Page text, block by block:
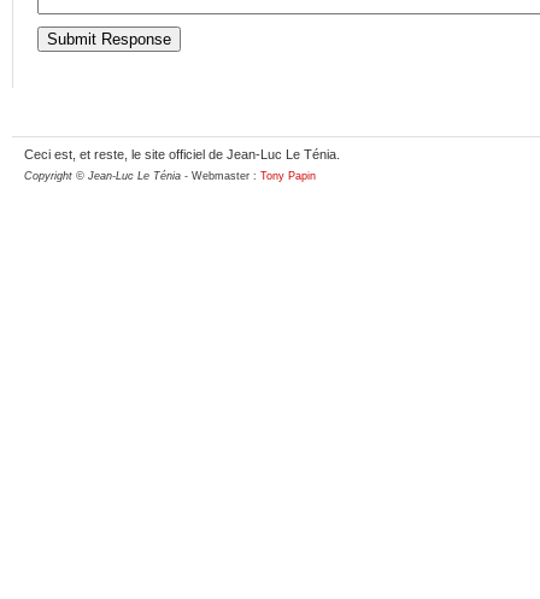
Ceci est, et reste, le site officiel de Jean-Luc Le Ténia.
Copyright © Jean-Luc Le Ténia - Webmaster : Tony Papin